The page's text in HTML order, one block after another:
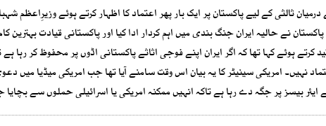
ثالثی کے لیے پاکستان پر ایک بار پھر اعتماد کا اظہار کرتے ہوئے وزیرِاعظم
نے حالیہ ایران جنگ بندی میں اہم کردار ادا کیا اور پاکستانی قیادت
کرتے ہوئے کہا تھا کہ اگر ایران اپنے فوجی اثاثے پاکستانی اڈوں پر محفوظ کر رہا
نہیں۔ امریکی سینیٹر کا یہ بیان اس وقت سامنے آیا تھا جب امریکی میڈیا میں
ایئر بیسز پر جگہ دے رہا ہے تاکہ انہیں ممکنہ امریکی یا اسرائیلی حملوں سے